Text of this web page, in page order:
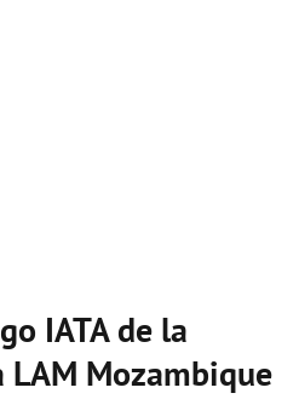
IATA de la
LAM Mozambique